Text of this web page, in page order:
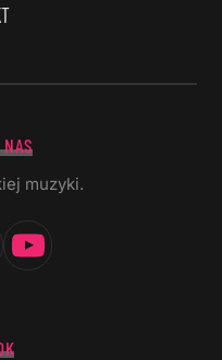
NAS
muzyki.
Instagram